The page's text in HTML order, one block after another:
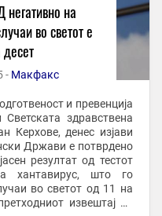
на
во светот е
- Макфакс
и превенција
здравствена
Керхове, денес изјави
Држави е потврдено
резултат од тестот
хантавирус, што го
во светот од 11 на